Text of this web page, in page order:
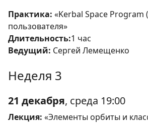
Практика: «Kerbal Space Program
пользователя»
Длительность:1 час
Ведущий: Сергей Лемещенко
Неделя 3
21 декабря, среда 19:00
Лекция: «Элементы орбиты и